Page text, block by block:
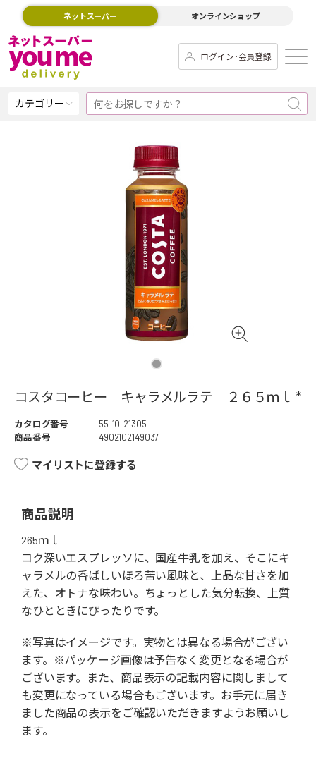
ネットスーパー オンラインショップ
ログイン･会員登録
カテゴリー
コスタコーヒー キャラメルラテ ２６５ｍｌ *
カタログ番号
55-10-21305
商品番号
4902102149037
マイリストに登録する
商品説明
265ｍｌ
コク深いエスプレッソに、国産牛乳を加え、そこにキ
ャラメルの香ばしいほろ苦い風味と、上品な甘さを加
えた、オトナな味わい。ちょっとした気分転換、上質
なひとときにぴったりです。
※写真はイメージです。実物とは異なる場合がござい
ます。※パッケージ画像は予告なく変更となる場合が
ございます。また、商品表示の記載内容に関しまして
も変更になっている場合もございます。お手元に届き
ました商品の表示をご確認いただきますようお願いし
ます。